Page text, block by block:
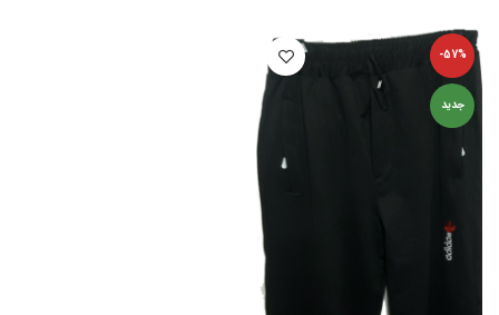
-57%
جدید